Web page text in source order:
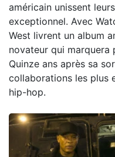
américain unissent
exceptionnel. Avec
West livrent un album
novateur qui marquera
Quinze ans après sa
collaborations les plus
hip-hop.